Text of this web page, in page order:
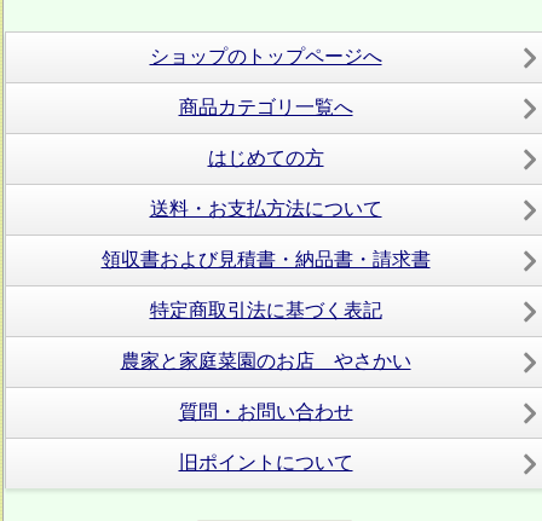
ショップのトップページへ
商品カテゴリ一覧へ
はじめての方
送料・お支払方法について
領収書および見積書・納品書・請求書
特定商取引法に基づく表記
農家と家庭菜園のお店 やさかい
質問・お問い合わせ
旧ポイントについて